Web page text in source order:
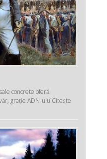
concrete oferă
graţie ADN-uluiCitește